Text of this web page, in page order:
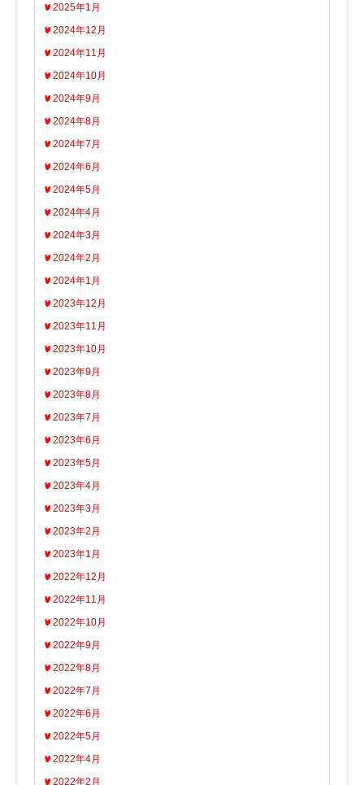
2025年1月
2024年12月
2024年11月
2024年10月
2024年9月
2024年8月
2024年7月
2024年6月
2024年5月
2024年4月
2024年3月
2024年2月
2024年1月
2023年12月
2023年11月
2023年10月
2023年9月
2023年8月
2023年7月
2023年6月
2023年5月
2023年4月
2023年3月
2023年2月
2023年1月
2022年12月
2022年11月
2022年10月
2022年9月
2022年8月
2022年7月
2022年6月
2022年5月
2022年4月
2022年2月